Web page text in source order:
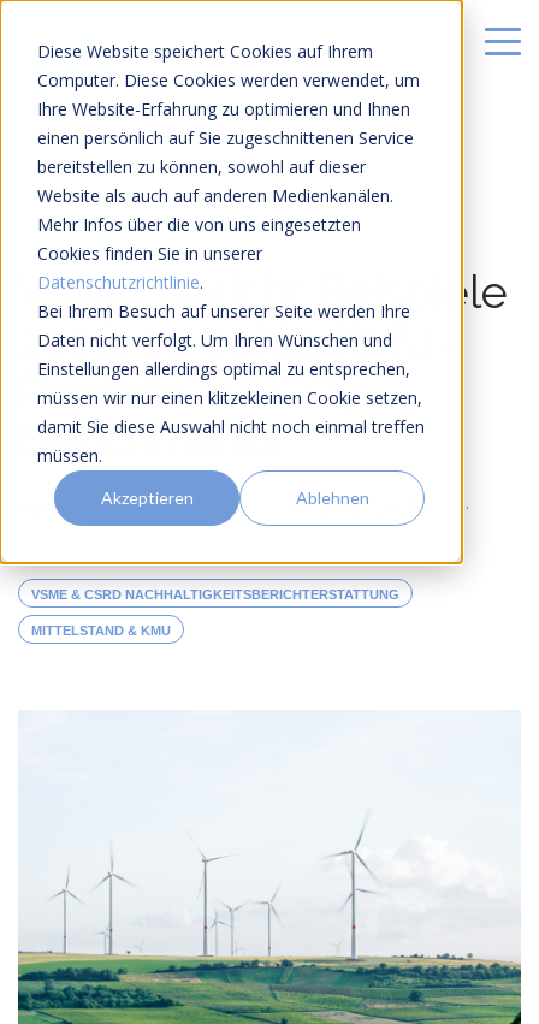
Diese Website speichert Cookies auf Ihrem
Computer. Diese Cookies werden verwendet, um
Ihre Website-Erfahrung zu optimieren und Ihnen
einen persönlich auf Sie zugeschnittenen Service
bereitstellen zu können, sowohl auf dieser
Website als auch auf anderen Medienkanälen.
Mehr Infos über die von uns eingesetzten
Cookies finden Sie in unserer
Datenschutzrichtlinie.
Bei Ihrem Besuch auf unserer Seite werden Ihre
Daten nicht verfolgt. Um Ihren Wünschen und
Einstellungen allerdings optimal zu entsprechen,
müssen wir nur einen klitzekleinen Cookie setzen,
damit Sie diese Auswahl nicht noch einmal treffen
müssen.
Akzeptieren Ablehnen
31 MIN LESEZEIT
VSME Bericht Beispiele
2026: 10 echte KMU-
Reports mit CO₂-
Benchmarks
Von Johannes Fiegenbaum am07.07.25 07:13 ·
Zuletzt aktualisiert 13. Juli 2026
VSME & CSRD NACHHALTIGKEITSBERICHTERSTATTUNG
MITTELSTAND & KMU